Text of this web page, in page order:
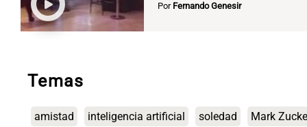
Por Fernando Genesir
Temas
amistad inteligencia artificial soledad Mark